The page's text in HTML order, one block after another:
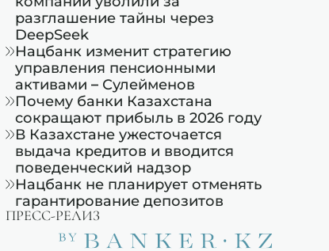
разглашение тайны через
DeepSeek
Нацбанк изменит стратегию
управления пенсионными
активами – Сулейменов
Почему банки Казахстана
сокращают прибыль в 2026 году
В Казахстане ужесточается
выдача кредитов и вводится
поведенческий надзор
Нацбанк не планирует отменять
гарантирование депозитов
ПРЕСС-РЕЛИЗ